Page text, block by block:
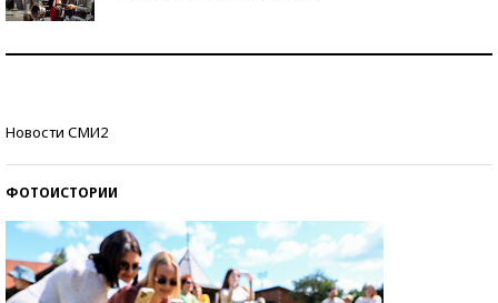
Новости СМИ2
ФОТОИСТОРИИ